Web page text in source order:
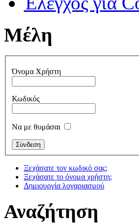
Μέλη
Όνομα Χρήστη
Κωδικός
Να με θυμάσαι
Ξεχάσατε τον κωδικό σας;
Ξεχάσατε το όνομα χρήστη;
Δημιουργία λογαριασμού
Αναζήτηση